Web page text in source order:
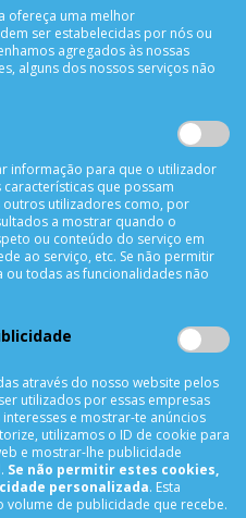
ofereça uma melhor
ser estabelecidas por nós ou
agregados às nossas
alguns dos nossos serviços não
informação para que o utilizador
que possam
outros utilizadores como, por
a mostrar quando o
ou conteúdo do serviço em
ao serviço, etc. Se não permitir
ou todas as funcionalidades não
através do nosso website pelos
utilizados por essas empresas
e mostrar-te anúncios
utilizamos o ID de cookie para
e mostrar-lhe publicidade
Se não permitir estes cookies,
personalizada. Esta
volume de publicidade que recebe.